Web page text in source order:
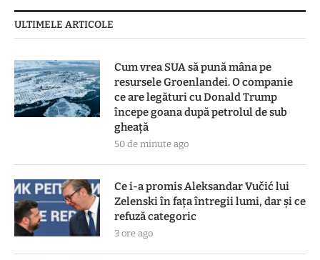
ULTIMELE ARTICOLE
Cum vrea SUA să pună mâna pe
resursele Groenlandei. O companie
ce are legături cu Donald Trump
începe goana după petrolul de sub
gheață
50 de minute ago
Ce i-a promis Aleksandar Vučić lui
Zelenski în fața întregii lumi, dar și ce
refuză categoric
3 ore ago